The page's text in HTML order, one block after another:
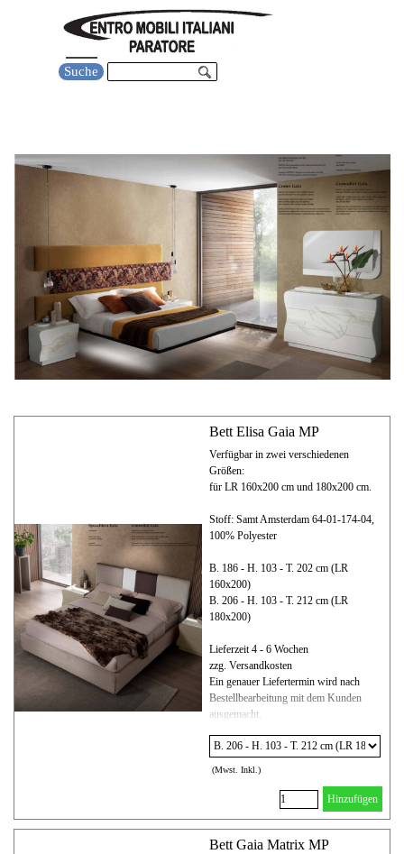
Menü überspringen
Suche
Bett Elisa Gaia MP
Verfügbar in zwei verschiedenen
Größen:
für LR 160x200 cm und 180x200 cm.
Stoff: Samt Amsterdam 64-01-174-04,
100% Polyester
B. 186 - H. 103 - T. 202 cm (LR
160x200)
B. 206 - H. 103 - T. 212 cm (LR
180x200)
Lieferzeit 4 - 6 Wochen
zzg. Versandkosten
Ein genauer Liefertermin wird nach
Bestellbearbeitung mit dem Kunden
ausgemacht.
(Mwst. Inkl.)
Hinzufügen
Bett Gaia Matrix MP